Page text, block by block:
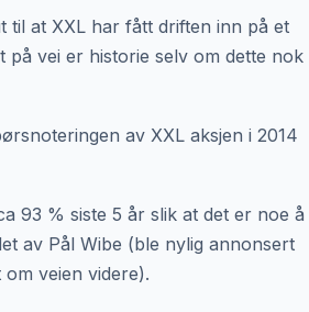
til at XXL har fått driften inn på et
på vei er historie selv om dette nok
av XXL aksjen i 2014
93 % siste 5 år slik at det er noe å
av Pål Wibe (ble nylig annonsert
veien videre).